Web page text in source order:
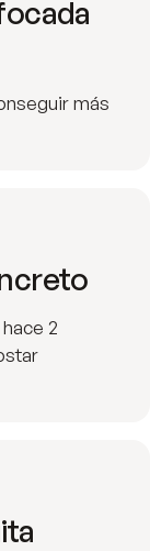
más
2